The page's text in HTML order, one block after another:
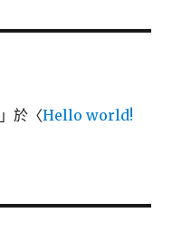
」於〈Hello world!